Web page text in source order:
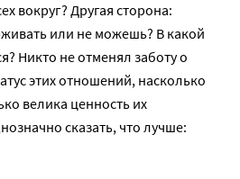
вокруг? Другая сторона:
или не можешь? В какой
Никто не отменял заботу о
этих отношений, насколько
велика ценность их
сказать, что лучше: